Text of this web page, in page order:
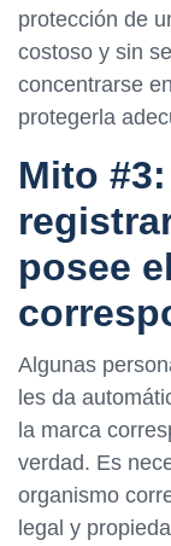
protección de
costoso y sin
concentrarse
protegerla
Mito
posee
Algunas
les da
la marca
verdad. Es
organismo
legal y